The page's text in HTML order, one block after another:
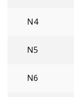
N4
N5
N6